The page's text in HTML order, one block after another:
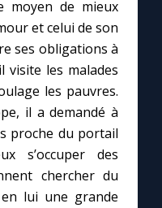
moyen de mieux
et celui de son
ses obligations à
visite les malades
les pauvres.
il a demandé à
proche du portail
s’occuper des
chercher du
lui une grande